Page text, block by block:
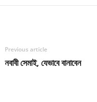
Previous article
নবাবী সেমাই, যেভাবে বানাবেন